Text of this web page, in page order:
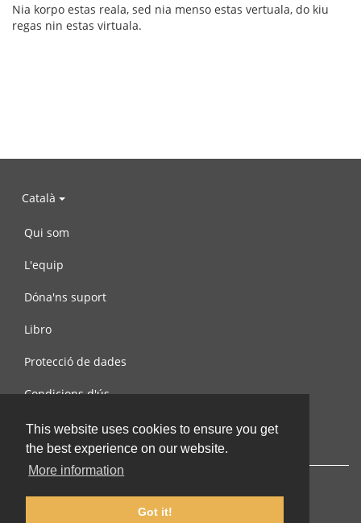
This website uses cookies to ensure you get
the best experience on our website.
More information
Got it!
Nia korpo estas reala, sed nia menso estas vertuala, do kiu
regas nin estas virtuala.
Català
Qui som
L'equip
Dóna'ns suport
Libro
Protecció de dades
Condicions d'ús
Contacta amb nosaltres